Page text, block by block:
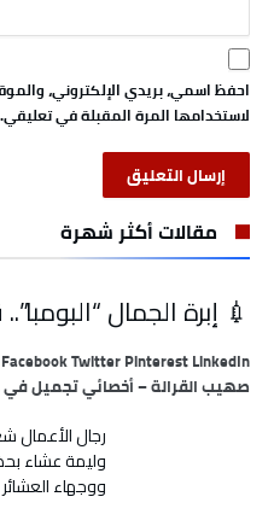
احفظ اسمي، بريدي الإلكتروني،
لاستخدامها المرة المقبلة في تعليقي.
مقالات أكثر شهرة
💉 إبرة الجمال
صهيب القرالة – أخصائي تجميل
رجال الأعمال
وليمة عشاء
ووجهاء العشائر